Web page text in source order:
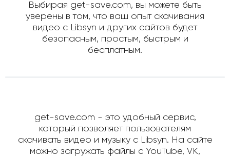
Выбирая get-save.com, вы можете быть
уверены в том, что ваш опыт скачивания
видео с Libsyn и других сайтов будет
безопасным, простым, быстрым и
бесплатным.
get-save.com - это удобный сервис,
который позволяет пользователям
скачивать видео и музыку с Libsyn. На сайте
можно загружать файлы с YouTube, VK,